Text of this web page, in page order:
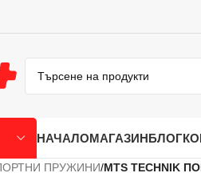
НАЧАЛОМАГАЗИНБЛОГ
ПРУЖИНИ/MTS TECHNIK